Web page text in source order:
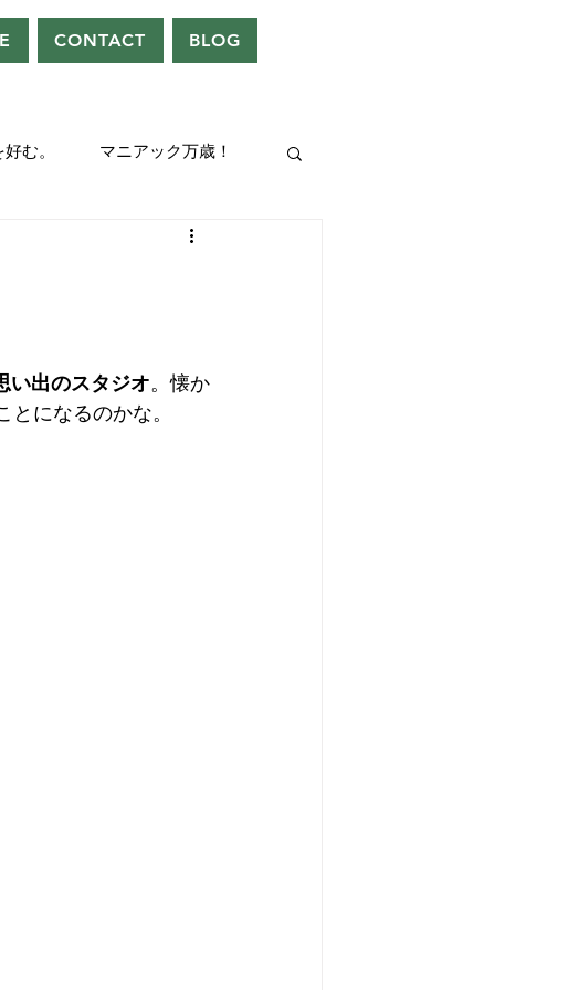
CONTACT BLOG
む。 マニアック万歳！
ーズ。
い出のスタジオ。懐か
になるのかな。